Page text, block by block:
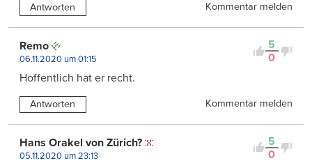
Antworten Kommentar melden
5
0
Remo
06.11.2020 um 01:15
Hoffentlich hat er recht.
Antworten Kommentar melden
5
0
Hans Orakel von Zürich?
05.11.2020 um 23:13